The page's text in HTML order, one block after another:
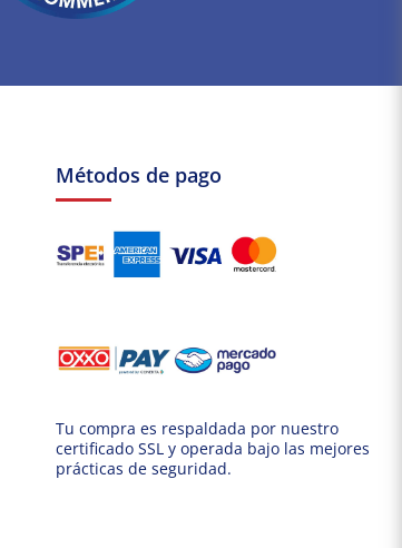
Métodos de pago
Tu compra es respaldada por nuestro
certificado SSL y operada bajo las mejores
prácticas de seguridad.